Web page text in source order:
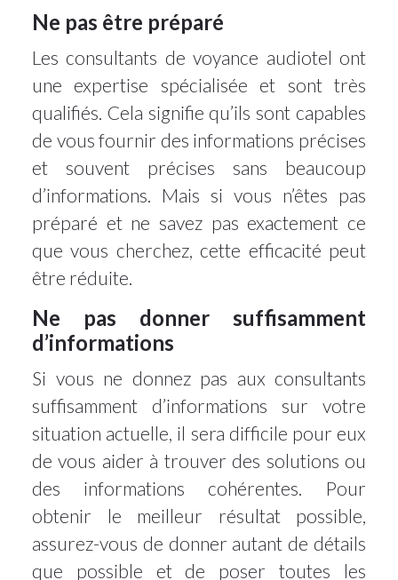
Ne pas être préparé
Les consultants de voyance audiotel ont
une expertise spécialisée et sont très
qualifiés. Cela signifie qu’ils sont capables
de vous fournir des informations précises
et souvent précises sans beaucoup
d’informations. Mais si vous n’êtes pas
préparé et ne savez pas exactement ce
que vous cherchez, cette efficacité peut
être réduite.
Ne pas donner suffisamment
d’informations
Si vous ne donnez pas aux consultants
suffisamment d’informations sur votre
situation actuelle, il sera difficile pour eux
de vous aider à trouver des solutions ou
des informations cohérentes. Pour
obtenir le meilleur résultat possible,
assurez-vous de donner autant de détails
que possible et de poser toutes les